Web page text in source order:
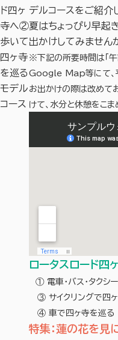
ド四ヶ
寺へ②
歩いて
四ヶ寺
を巡る
モデル
コース
デルコースをご紹介
夏はちょっぴり早起
出かけしてみません
※下記の所要時間は「午
Google Map等にて、
お出かけの際は改めて
けて、水分と休憩をこ
ロータスロード四
① 電車・バス・タクシ
③ サイクリングで四
④ 車で四ヶ寺を巡る
特集：蓮の花を見